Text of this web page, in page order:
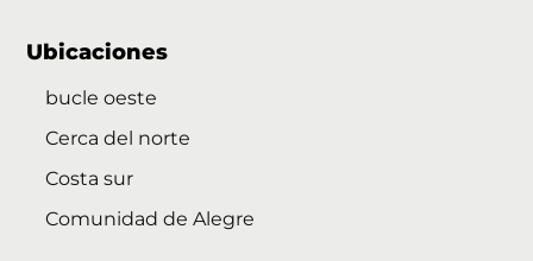
Ubicaciones
bucle oeste
Cerca del norte
Costa sur
Comunidad de Alegre